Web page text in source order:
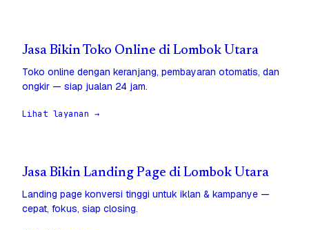
Jasa Bikin Toko Online di Lombok Utara
Toko online dengan keranjang, pembayaran otomatis, dan
ongkir — siap jualan 24 jam.
Lihat layanan →
Jasa Bikin Landing Page di Lombok Utara
Landing page konversi tinggi untuk iklan & kampanye —
cepat, fokus, siap closing.